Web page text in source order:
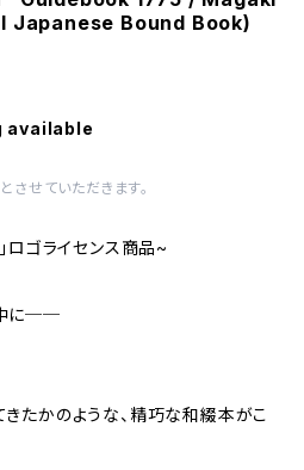
Japanese Bound Book)
available
せていただきます。
ロゴライセンス商品~
中に──
たかのような、精巧な和綴本がこ